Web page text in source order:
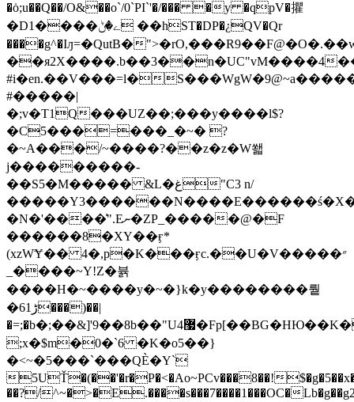
�ȯ;u��Q��/O&��o`/0`PI`'�/��� �y �qpV�㩴
�D1����ے�ݨ ��hST�DP�¿QV�Qr
����g^�Iԓ=�QutB�
��я2X����.b��3��n�UC"vM����4
#i�en.��V���=l�
#�����|
�;v�T1Q���UZ��;���y����l$?
�C5���=���_�~� ?
�~A���/~����?��z�z�W쐛
j���������-
��Ѕ5�M����� &L�غ"C3 n/
�N�'����͗".Eނ�ZP_�����@�F
������8�XY��ӻ*
(xzWɎ�� 4�,p�K���ӻc.��U�V�����״
_����~Y!Z�뷹
����H�~����y�~�}k�y��������뤝
�6ڑ1���)��|
�=;�b�;��&]'9��8b��"U4޷�Fp[��BG�HЮ��K�o���;�:�$�gd~��x��������P�����̬�������\��W����$�J�=�Gq��*����3>=���E�W�;�gO�
;x�$m�0�`6 �K�o5��}
�<~�5���`���QЀ�Y`
5UŤ�(��'�r�P�<�Ao~PCv���8��!
��?/^~�>�E.����s���7����1���OC�